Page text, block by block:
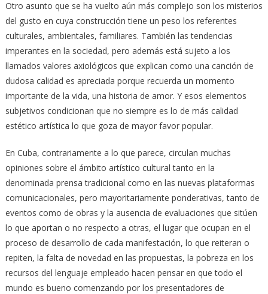
Otro asunto que se ha vuelto aún más complejo son los misterios
del gusto en cuya construcción tiene un peso los referentes
culturales, ambientales, familiares. También las tendencias
imperantes en la sociedad, pero además está sujeto a los
llamados valores axiológicos que explican como una canción de
dudosa calidad es apreciada porque recuerda un momento
importante de la vida, una historia de amor. Y esos elementos
subjetivos condicionan que no siempre es lo de más calidad
estético artística lo que goza de mayor favor popular.
En Cuba, contrariamente a lo que parece, circulan muchas
opiniones sobre el ámbito artístico cultural tanto en la
denominada prensa tradicional como en las nuevas plataformas
comunicacionales, pero mayoritariamente ponderativas, tanto de
eventos como de obras y la ausencia de evaluaciones que sitúen
lo que aportan o no respecto a otras, el lugar que ocupan en el
proceso de desarrollo de cada manifestación, lo que reiteran o
repiten, la falta de novedad en las propuestas, la pobreza en los
recursos del lenguaje empleado hacen pensar en que todo el
mundo es bueno comenzando por los presentadores de